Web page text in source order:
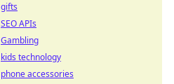
gifts
SEO APIs
Gambling
kids technology
phone accessories